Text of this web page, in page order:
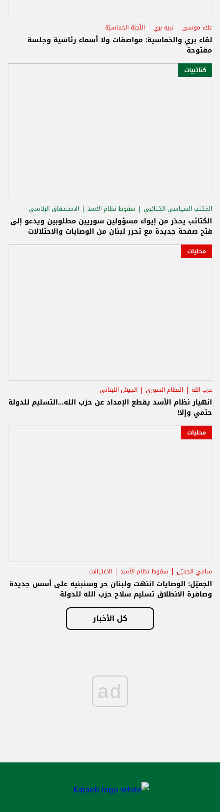
علاء موسى نبيه بري اللّجنة الخماسيّة
لقاء بري والخماسية: مواصفات ولا أسماء رئاسية وجلسة
مفتوحة
كتائبيات
المكتب السياسي الكتائبي سقوط نظام الأسد الاستحقاق الرئاسي
الكتائب يحذر من إيواء مسؤولين سوريين مطلوبين ويدعو إلى
فتح صفحة جديدة مع تحرر لبنان من الوصايات والاحتلالات
محليات
حزب الله النظام السوري الجيش اللبناني
انهيار نظام الأسد يقطع الإمداد عن حزب الله...التسليم للدولة
حتمي وإلا!
محليات
سامي الجميّل سقوط نظام الأسد الاغتيالات
الجميّل: الوصايات انتهت ولبنان حر وسنبنيه على أسس جديدة
وصافرة الانطلاق تسليم سلاح حزب الله للدولة
كل الأخبار
ad